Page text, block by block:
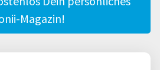
Magazin!